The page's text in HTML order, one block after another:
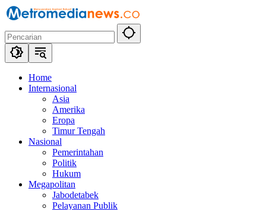
Langsung
ke
konten
Home
Internasional
Asia
Amerika
Eropa
Timur Tengah
Nasional
Pemerintahan
Politik
Hukum
Megapolitan
Jabodetabek
Pelayanan Publik